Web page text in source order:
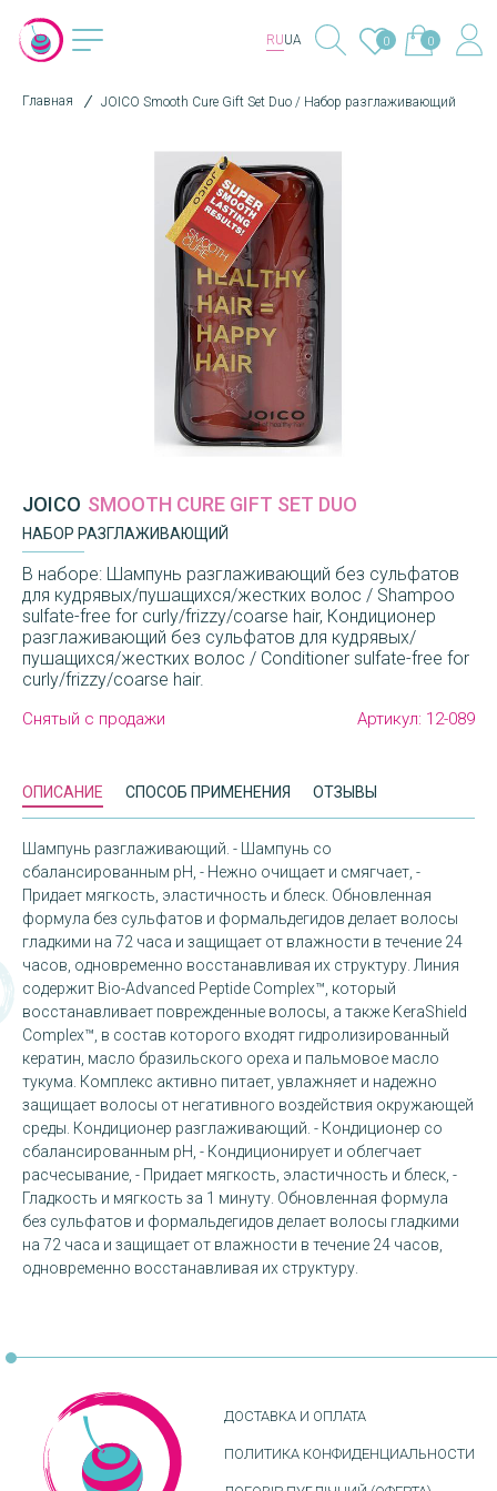
RUUA 0 0
Главная JOICO Smooth Cure Gift Set Duo / Набор разглаживающий
JOICO SMOOTH CURE GIFT SET DUO
НАБОР РАЗГЛАЖИВАЮЩИЙ
В наборе: Шампунь разглаживающий без сульфатов
для кудрявых/пушащихся/жестких волос / Shampoo
sulfate-free for curly/frizzy/coarse hair, Кондиционер
разглаживающий без сульфатов для кудрявых/
пушащихся/жестких волос / Conditioner sulfate-free for
curly/frizzy/coarse hair.
Снятый с продажи Артикул: 12-089
ОПИСАНИЕ СПОСОБ ПРИМЕНЕНИЯ ОТЗЫВЫ
Шампунь разглаживающий. - Шампунь со
сбалансированным рН, - Нежно очищает и смягчает, -
Придает мягкость, эластичность и блеск. Обновленная
формула без сульфатов и формальдегидов делает волосы
гладкими на 72 часа и защищает от влажности в течение 24
часов, одновременно восстанавливая их структуру. Линия
содержит Bio-Advanced Peptide Complex™, который
восстанавливает поврежденные волосы, а также KeraShield
Complex™, в состав которого входят гидролизированный
кератин, масло бразильского ореха и пальмовое масло
тукума. Комплекс активно питает, увлажняет и надежно
защищает волосы от негативного воздействия окружающей
среды. Кондиционер разглаживающий. - Кондиционер со
сбалансированным рН, - Кондиционирует и облегчает
расчесывание, - Придает мягкость, эластичность и блеск, -
Гладкость и мягкость за 1 минуту. Обновленная формула
без сульфатов и формальдегидов делает волосы гладкими
на 72 часа и защищает от влажности в течение 24 часов,
одновременно восстанавливая их структуру.
ДОСТАВКА И ОПЛАТА
ПОЛИТИКА КОНФИДЕНЦИАЛЬНОСТИ